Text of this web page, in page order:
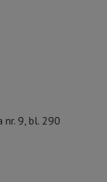
nr. 9, bl. 290